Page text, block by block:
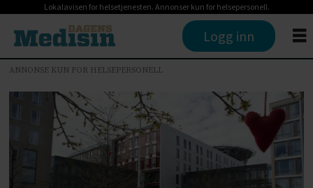
Lokalavisen for helsetjenesten. Annonser kun for helsepersonell.
Logg inn
ANNONSE KUN FOR HELSEPERSONELL